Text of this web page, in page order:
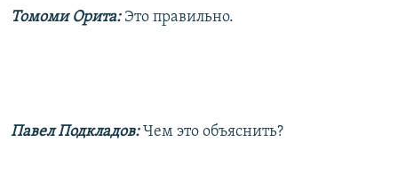
Томоми Орита: Это правильно.
Павел Подкладов:Чем это объяснить?